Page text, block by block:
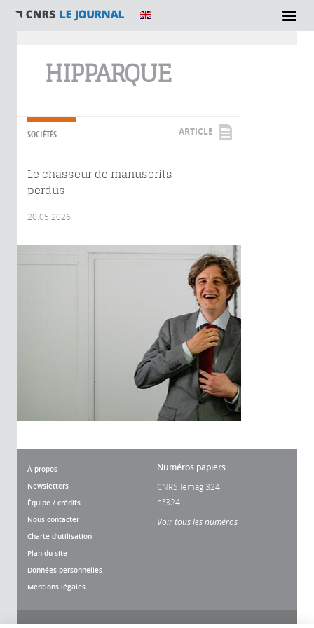
HIPPARQUE
SOCIÉTÉS ARTICLE
Le chasseur de manuscrits
perdus
20.05.2026
À propos
Newsletters
Équipe / crédits
Nous contacter
Charte d'utilisation
Plan du site
Données personnelles
Mentions légales
Numéros papiers
CNRS lemag 324
n°324
Voir tous les numéros